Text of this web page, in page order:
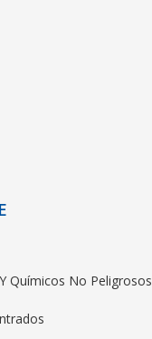
Químicos No Peligrosos